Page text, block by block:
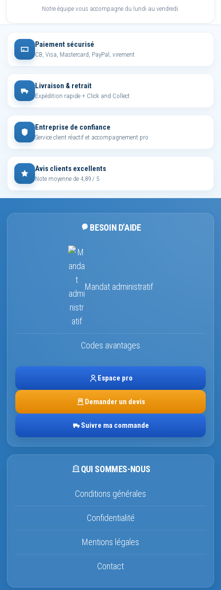
Notre équipe vous accompagne du lundi au vendredi.
Paiement sécurisé
CB, Visa, Mastercard, PayPal, virement
Livraison & retrait
Expédition rapide + Click and Collect
Entreprise de confiance
Service client réactif et accompagnement pro
Avis clients excellents
Note moyenne de 4,89 / 5
BESOIN D’AIDE
Mandat administratif
Codes avantages
Espace pro
Demander un devis
Suivre ma commande
QUI SOMMES-NOUS
Conditions générales
Confidentialité
Mentions légales
Contact